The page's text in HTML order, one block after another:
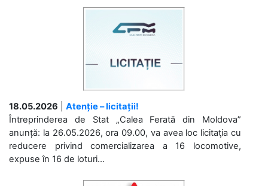
18.05.2026
Atenție – licitații!
Întreprinderea de Stat „Calea Ferată din Moldova”
anunță: la 26.05.2026, ora 09.00, va avea loc licitaţia cu
reducere privind comercializarea a 16 locomotive,
expuse în 16 de loturi...